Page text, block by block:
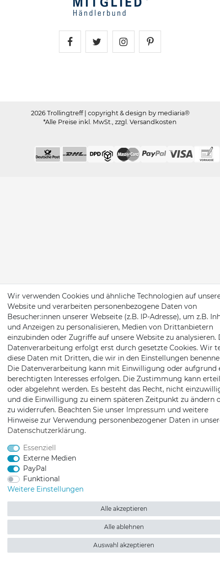
2026 Trollingtreff | copyright & design by mediaria®
*Alle Preise inkl. MwSt., zzgl. Versandkosten
Wir verwenden Cookies und ähnliche Technologien auf
Website und verarbeiten personenbezogene Daten von
Besucher:innen unserer Webseite (z.B. IP-Adresse), um z.B.
und Anzeigen zu personalisieren, Medien von Drittanbietern
einzubinden oder Zugriffe auf unsere Website zu analysieren.
Datenverarbeitung erfolgt erst durch gesetzte Cookies. Wir
diese Daten mit Dritten, die wir in den Einstellungen
Die Datenverarbeitung kann mit Einwilligung oder aufgrund
berechtigten Interesses erfolgen. Die Zustimmung kann
oder abgelehnt werden. Es besteht das Recht, nicht
und die Einwilligung zu einem späteren Zeitpunkt zu ändern
zu widerrufen. Beachten Sie unser Impressum und weitere
Hinweise zur Verwendung personenbezogener Daten in
Daten­schutz­erklärung.
Essenziell
Externe Medien
PayPal
Funktional
Weitere Einstellungen
Alle akzeptieren
Alle ablehnen
Auswahl akzeptieren